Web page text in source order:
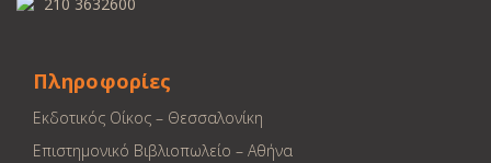
Πληροφορίες
Εκδοτικός Οίκος – Θεσσαλονίκη
Επιστημονικό Βιβλιοπωλείο – Αθήνα